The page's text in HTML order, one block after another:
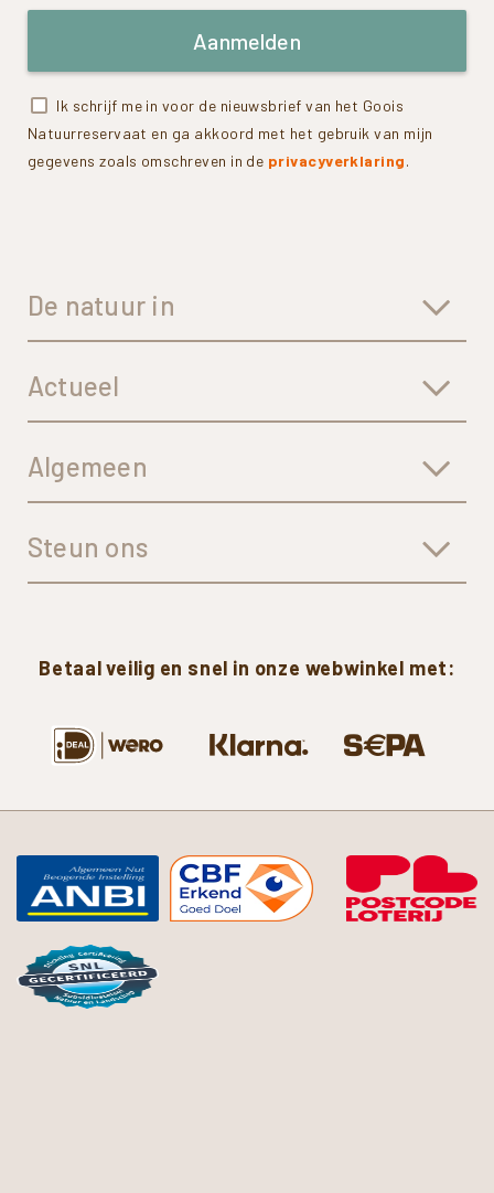
Aanmelden
Ik schrijf me in voor de nieuwsbrief van het Goois
Natuurreservaat en ga akkoord met het gebruik van mijn
gegevens zoals omschreven in de privacyverklaring.
De natuur in
Actueel
Algemeen
Steun ons
Betaal veilig en snel in onze webwinkel met: